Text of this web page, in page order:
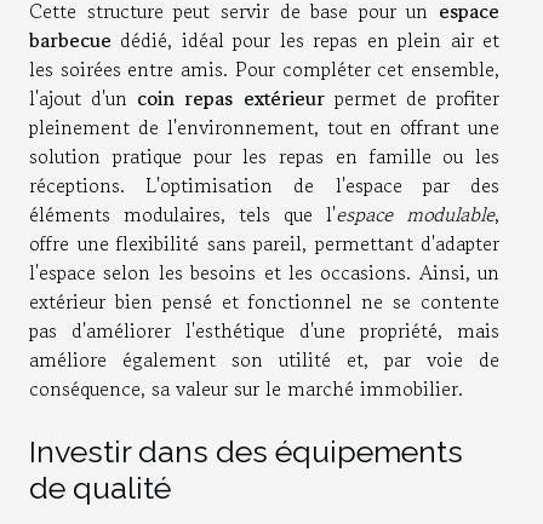
Cette structure peut servir de base pour un espace
barbecue dédié, idéal pour les repas en plein air et
les soirées entre amis. Pour compléter cet ensemble,
l'ajout d'un coin repas extérieurpermet de profiter
pleinement de l'environnement, tout en offrant une
solution pratique pour les repas en famille ou les
réceptions. L'optimisation de l'espace par des
éléments modulaires, tels que l'espace modulable,
offre une flexibilité sans pareil, permettant d'adapter
l'espace selon les besoins et les occasions. Ainsi, un
extérieur bien pensé et fonctionnel ne se contente
pas d'améliorer l'esthétique d'une propriété, mais
améliore également son utilité et, par voie de
conséquence, sa valeur sur le marché immobilier.
Investir dans des équipements
de qualité